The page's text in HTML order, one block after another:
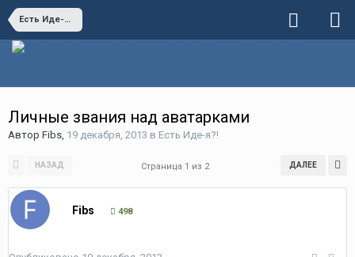
Есть Иде-я?!
Личные звания над аватарками
Автор Fibs, 19 декабря, 2013 в Есть Иде-я?!
НАЗАД ДАЛЕЕ
Страница 1 из 2
Fibs 498